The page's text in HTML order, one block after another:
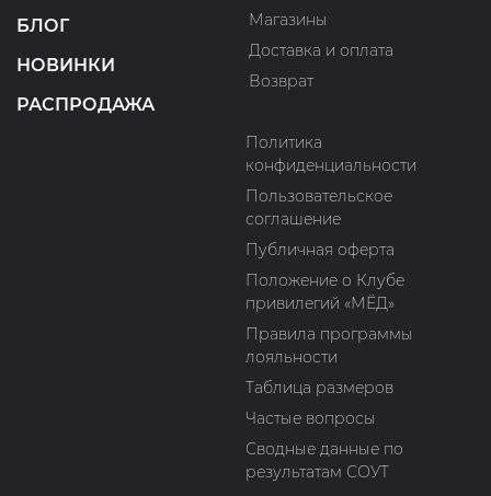
БЛОГ
НОВИНКИ
РАСПРОДАЖА
Магазины
Доставка и оплата
Возврат
Политика
конфиденциальности
Пользовательское
соглашение
Публичная оферта
Положение о Клубе
привилегий «МЁД»
Правила программы
лояльности
Таблица размеров
Частые вопросы
Сводные данные по
результатам СОУТ